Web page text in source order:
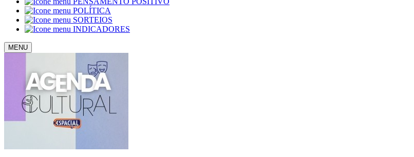
POLÍTICA
SORTEIOS
INDICADORES
MENU